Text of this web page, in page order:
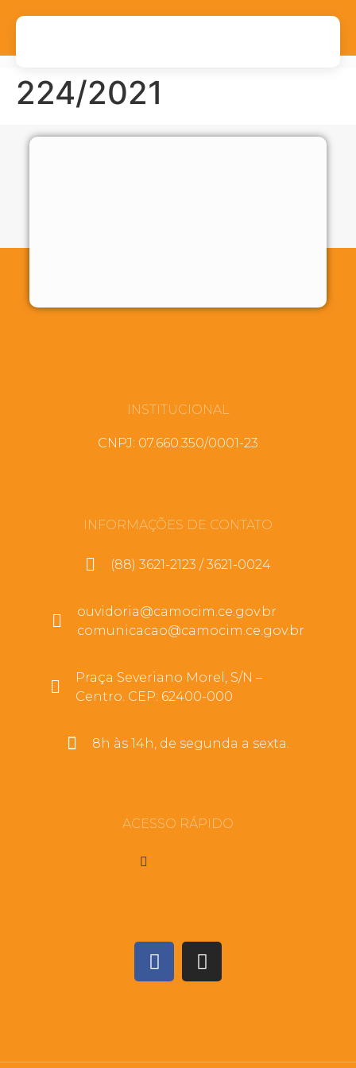
224/2021
INSTITUCIONAL
CNPJ: 07.660.350/0001-23
INFORMAÇÕES DE CONTATO
(88) 3621-2123 / 3621-0024
ouvidoria@camocim.ce.gov.br
comunicacao@camocim.ce.gov.br
Praça Severiano Morel, S/N –
Centro. CEP: 62400-000
8h às 14h, de segunda a sexta.
ACESSO RÁPIDO